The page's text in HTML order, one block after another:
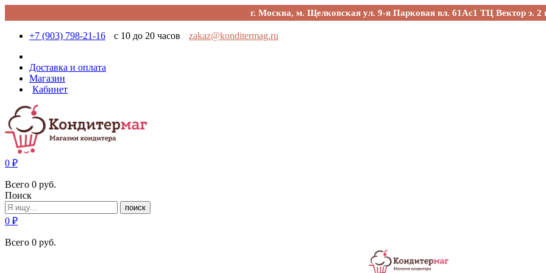
г. Москва, м. Щелковская ул. 9-я Парковая вл. 61Ас1 ТЦ Вектор э. 2
+7 (903) 798-21-16 с 10 до 20 часов zakaz@konditermag.ru
Доставка и оплата
Магазин
Кабинет
0 ₽
Всего 0 руб.
Поиск
поиск
0 ₽
Всего 0 руб.